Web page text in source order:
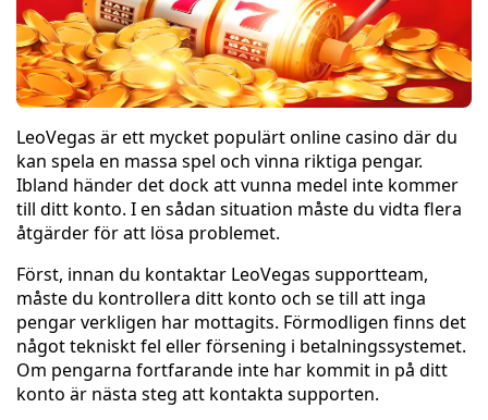
LeoVegas är ett mycket populärt online casino där du
kan spela en massa spel och vinna riktiga pengar.
Ibland händer det dock att vunna medel inte kommer
till ditt konto. I en sådan situation måste du vidta flera
åtgärder för att lösa problemet.
Först, innan du kontaktar LeoVegas supportteam,
måste du kontrollera ditt konto och se till att inga
pengar verkligen har mottagits. Förmodligen finns det
något tekniskt fel eller försening i betalningssystemet.
Om pengarna fortfarande inte har kommit in på ditt
konto är nästa steg att kontakta supporten.